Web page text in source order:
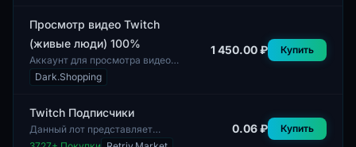
подписчиков. Данная у...
Просмотр видео Twitch
(живые люди) 100%
Аккаунт для просмотра видео
на платформе Twitch, где в
режиме реального времени
данной категори...
Dark.Shopping
1 450.00 ₽ Купить
Twitch Подписчики
Данный лот представляет
собой подписчиков для
0.06 ₽ Купить